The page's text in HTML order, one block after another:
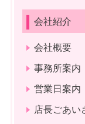
会社紹介
会社概要
事務所案内
営業日案内
店長ごあい